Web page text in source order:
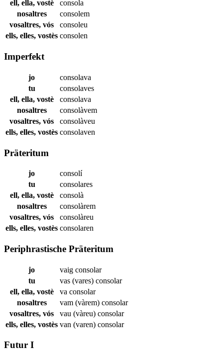
ell, ella, vostè
consola
nosaltres
consolem
vosaltres, vós
consoleu
ells, elles, vostès consolen
Imperfekt
jo
consolava
tu
consolaves
ell, ella, vostè
consolava
nosaltres
consolàvem
vosaltres, vós
consolàveu
ells, elles, vostès consolaven
Präteritum
jo
consolí
tu
consolares
ell, ella, vostè
consolà
nosaltres
consolàrem
vosaltres, vós
consolàreu
ells, elles, vostès consolaren
Periphrastische Präteritum
jo vaig consolar
tu
vas (vares) consolar
ell, ella, vostè
va consolar
nosaltres
vam (vàrem) consolar
vosaltres, vós
vau (vàreu) consolar
ells, elles, vostès van (varen) consolar
Futur I